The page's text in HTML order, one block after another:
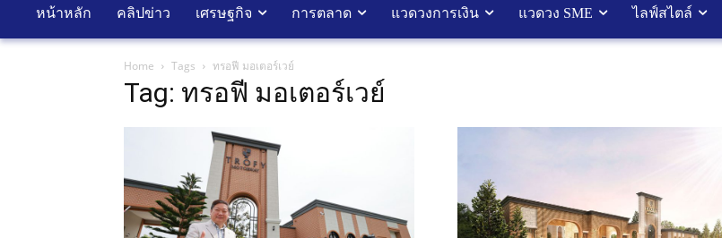
หน้าหลัก คลิปข่าว เศรษฐกิจ การตลาด แวดวงการเงิน แวดวง SME ไลฟ์สไตล์
Home Tags ทรอฟี มอเตอร์เวย์
Tag: ทรอฟี มอเตอร์เวย์